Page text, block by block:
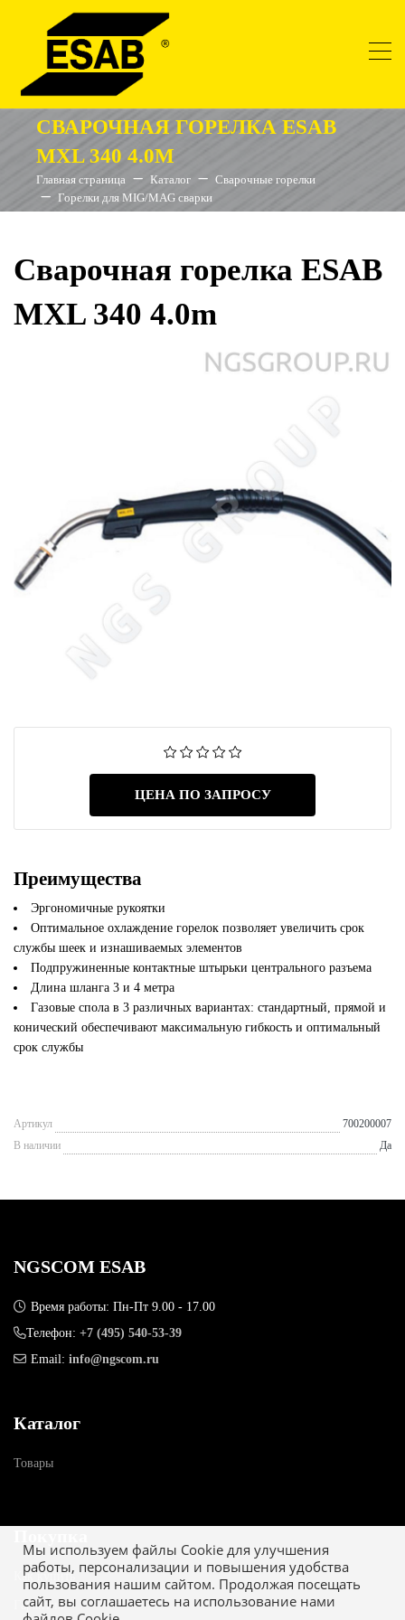
СВАРОЧНАЯ ГОРЕЛКА ESAB
MXL 340 4.0M
Главная страница Каталог
Сварочные горелки
Горелки для MIG/MAG сварки
Сварочная горелка ESAB
MXL 340 4.0m
ЦЕНА ПО ЗАПРОСУ
Преимущества
Эргономичные рукоятки
Оптимальное охлаждение горелок позволяет увеличить срок
службы шеек и изнашиваемых элементов
Подпружиненные контактные штырьки центрального разъема
Длина шланга 3 и 4 метра
Газовые спола в 3 различных вариантах: стандартный, прямой и
конический обеспечивают максимальную гибкость и оптимальный
срок службы
Артикул
700200007
В наличии
Да
Мы используем файлы Cookie для улучшения
работы, персонализации и повышения удобства
пользования нашим сайтом. Продолжая посещать
сайт, вы соглашаетесь на использование нами
NGSCOM ESAB
Время работы: Пн-Пт 9.00 - 17.00
Телефон: +7 (495) 540-53-39
Email: info@ngscom.ru
Каталог
Товары
Как купить
Гарантия